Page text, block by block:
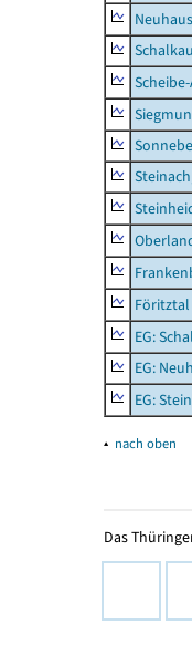
Föritztal
EG:
EG:
EG:
▴ nach oben
Das